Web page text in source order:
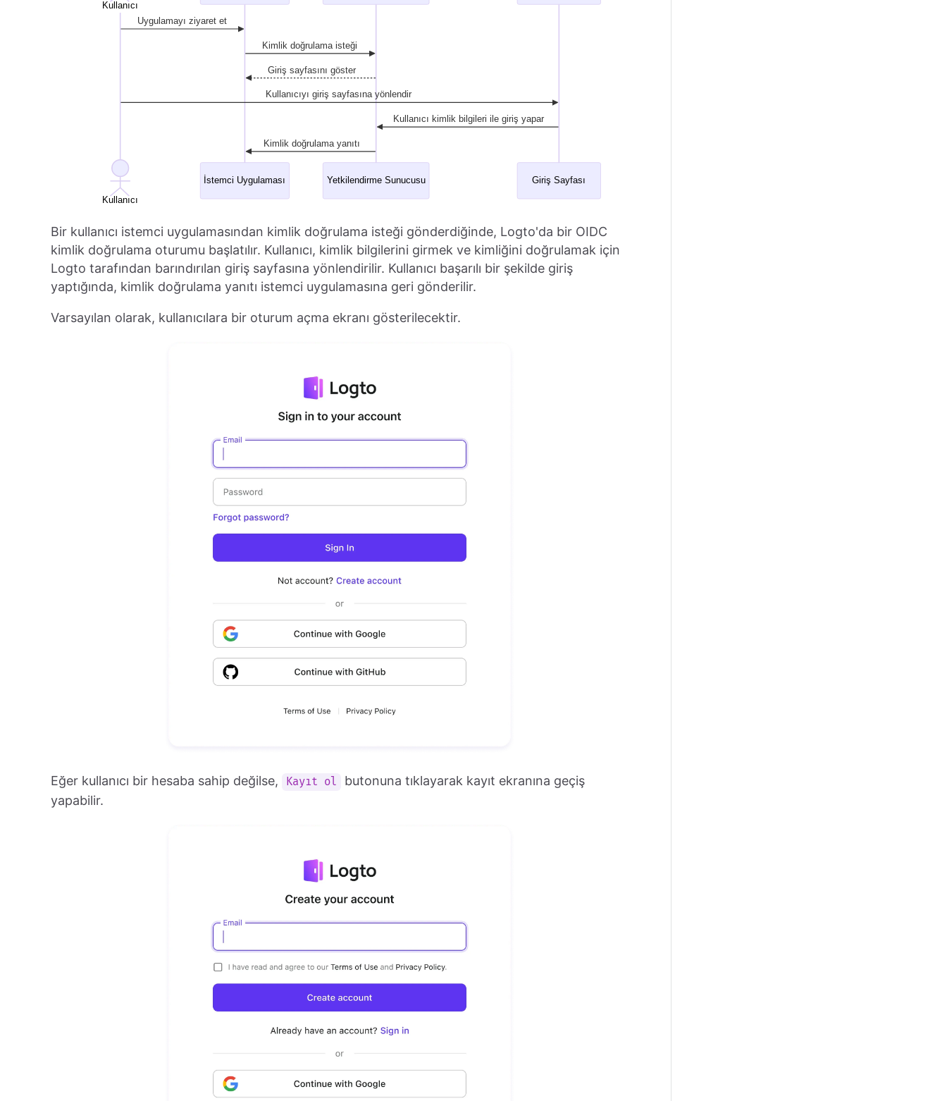
Bir kullanıcı istemci uygulamasından kimlik doğrulama isteği gönderdiğinde, Logto'da bir OIDC
kimlik doğrulama oturumu başlatılır. Kullanıcı, kimlik bilgilerini girmek ve kimliğini doğrulamak için
Logto tarafından barındırılan giriş sayfasına yönlendirilir. Kullanıcı başarılı bir şekilde giriş
yaptığında, kimlik doğrulama yanıtı istemci uygulamasına geri gönderilir.
Varsayılan olarak, kullanıcılara bir oturum açma ekranı gösterilecektir.
Eğer kullanıcı bir hesaba sahip değilse, Kayıt ol
butonuna tıklayarak kayıt ekranına geçiş
yapabilir.